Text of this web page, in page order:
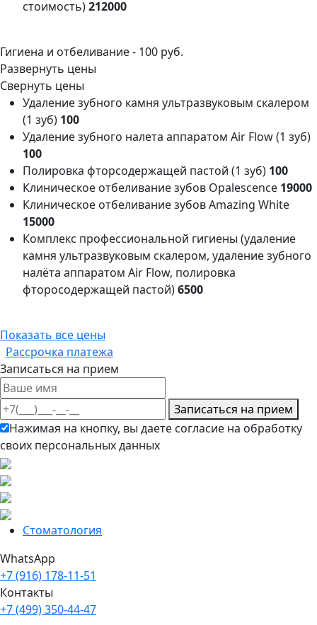
стоимость)212000
Гигиена и отбеливание - 100 руб.
Развернуть цены
Свернуть цены
Удаление зубного камня ультразвуковым скалером
(1 зуб) 100
Удаление зубного налета аппаратом Air Flow (1 зуб)
100
Полировка фторсодержащей пастой (1 зуб) 100
Клиническое отбеливание зубов Opalescence 19000
Клиническое отбеливание зубов Amazing White
15000
Комплекс профессиональной гигиены (удаление
камня ультразвуковым скалером, удаление зубного
налёта аппаратом Air Flow, полировка
фторосодержащей пастой)6500
Показать все цены
Рассрочка платежа
Записаться на прием
Записаться на прием
Нажимая на кнопку, вы даете согласие на обработку
своих персональных данных
Cтоматология
WhatsApp
+7 (916) 178-11-51
Контакты
+7 (499) 350-44-47